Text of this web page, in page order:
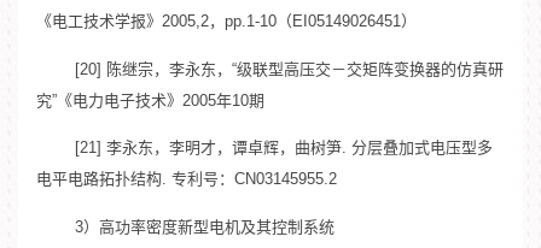
《电工技术学报》2005,2，pp.1-10（EI05149026451）
[20] 陈继宗，李永东，“级联型高压交－交矩阵变换器的仿真研
究”《电力电子技术》2005年10期
[21] 李永东，李明才，谭卓辉，曲树笋. 分层叠加式电压型多
电平电路拓扑结构. 专利号：CN03145955.2
3）高功率密度新型电机及其控制系统